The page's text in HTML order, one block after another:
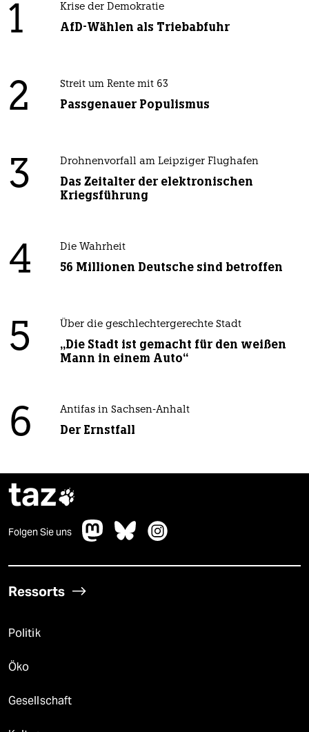
1 Krise der Demokratie
AfD-Wählen als Triebabfuhr
2 Streit um Rente mit 63
Passgenauer Populismus
3 Drohnenvorfall am Leipziger Flughafen
Das Zeitalter der elektronischen
Kriegsführung
4 Die Wahrheit
56 Millionen Deutsche sind betroffen
5 Über die geschlechtergerechte Stadt
„Die Stadt ist gemacht für den weißen
Mann in einem Auto“
6 Antifas in Sachsen-Anhalt
Der Ernstfall
taz
Folgen Sie uns
Ressorts
Politik
Öko
Gesellschaft